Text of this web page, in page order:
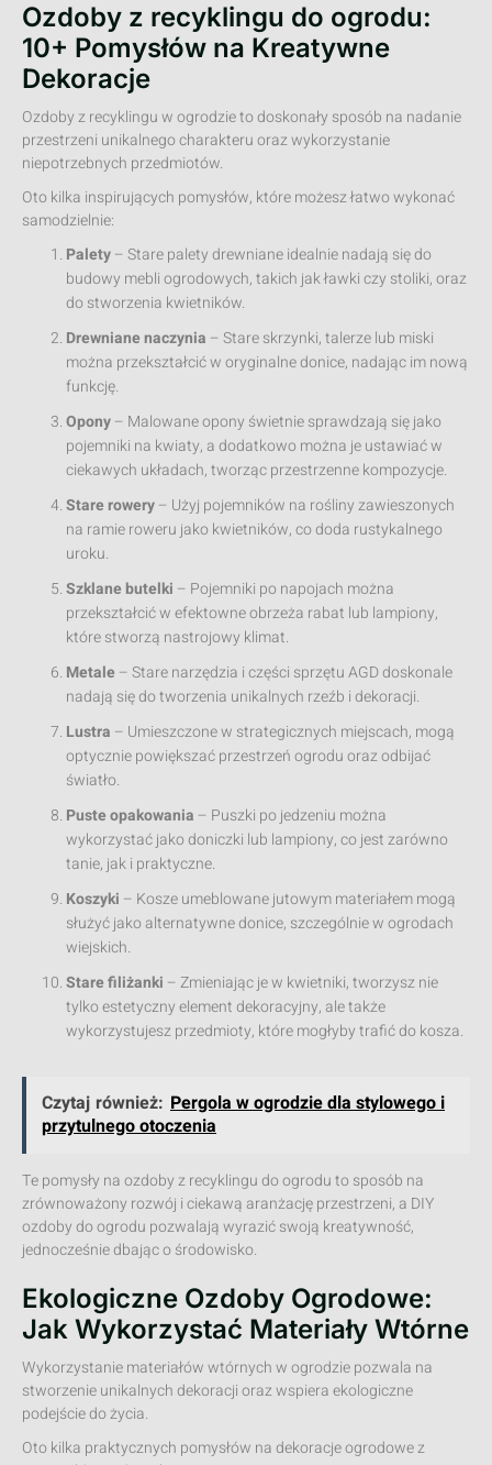
Ozdoby z recyklingu do ogrodu:
10+ Pomysłów na Kreatywne
Dekoracje
Ozdoby z recyklingu w ogrodzie to doskonały sposób na nadanie
przestrzeni unikalnego charakteru oraz wykorzystanie
niepotrzebnych przedmiotów.
Oto kilka inspirujących pomysłów, które możesz łatwo wykonać
samodzielnie:
Palety– Stare palety drewniane idealnie nadają się do
budowy mebli ogrodowych, takich jak ławki czy stoliki, oraz
do stworzenia kwietników.
Drewniane naczynia – Stare skrzynki, talerze lub miski
można przekształcić w oryginalne donice, nadając im nową
funkcję.
Opony– Malowane opony świetnie sprawdzają się jako
pojemniki na kwiaty, a dodatkowo można je ustawiać w
ciekawych układach, tworząc przestrzenne kompozycje.
Stare rowery– Użyj pojemników na rośliny zawieszonych
na ramie roweru jako kwietników, co doda rustykalnego
uroku.
Szklane butelki – Pojemniki po napojach można
przekształcić w efektowne obrzeża rabat lub lampiony,
które stworzą nastrojowy klimat.
Metale – Stare narzędzia i części sprzętu AGD doskonale
nadają się do tworzenia unikalnych rzeźb i dekoracji.
Lustra – Umieszczone w strategicznych miejscach, mogą
optycznie powiększać przestrzeń ogrodu oraz odbijać
światło.
Puste opakowania – Puszki po jedzeniu można
wykorzystać jako doniczki lub lampiony, co jest zarówno
tanie, jak i praktyczne.
Koszyki – Kosze umeblowane jutowym materiałem mogą
służyć jako alternatywne donice, szczególnie w ogrodach
wiejskich.
Stare filiżanki – Zmieniając je w kwietniki, tworzysz nie
tylko estetyczny element dekoracyjny, ale także
wykorzystujesz przedmioty, które mogłyby trafić do kosza.
Czytaj również: Pergola w ogrodzie dla stylowego i
przytulnego otoczenia
Te pomysły na ozdoby z recyklingu do ogrodu to sposób na
zrównoważony rozwój i ciekawą aranżację przestrzeni, a DIY
ozdoby do ogrodu pozwalają wyrazić swoją kreatywność,
jednocześnie dbając o środowisko.
Ekologiczne Ozdoby Ogrodowe:
Jak Wykorzystać Materiały Wtórne
Wykorzystanie materiałów wtórnych w ogrodzie pozwala na
stworzenie unikalnych dekoracji oraz wspiera ekologiczne
podejście do życia.
Oto kilka praktycznych pomysłów na dekoracje ogrodowe z